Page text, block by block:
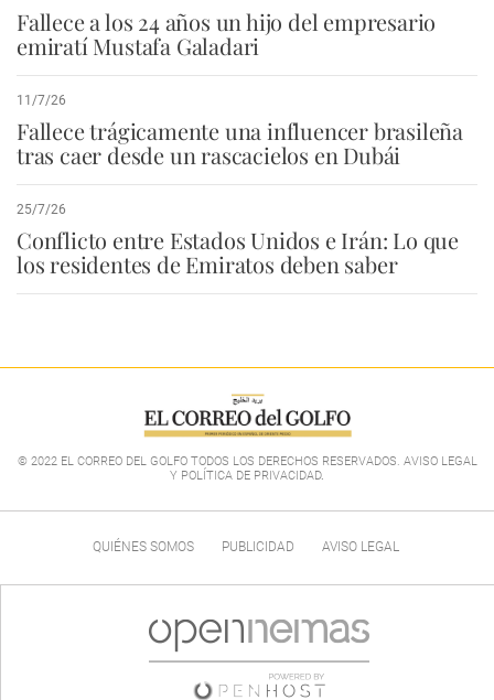
Fallece a los 24 años un hijo del empresario
emiratí Mustafa Galadari
11/7/26
Fallece trágicamente una influencer brasileña
tras caer desde un rascacielos en Dubái
25/7/26
Conflicto entre Estados Unidos e Irán: Lo que
los residentes de Emiratos deben saber
© 2022 EL CORREO DEL GOLFO TODOS LOS DERECHOS RESERVADOS. AVISO LEGAL
Y POLÍTICA DE PRIVACIDAD.
QUIÉNES SOMOS PUBLICIDAD AVISO LEGAL